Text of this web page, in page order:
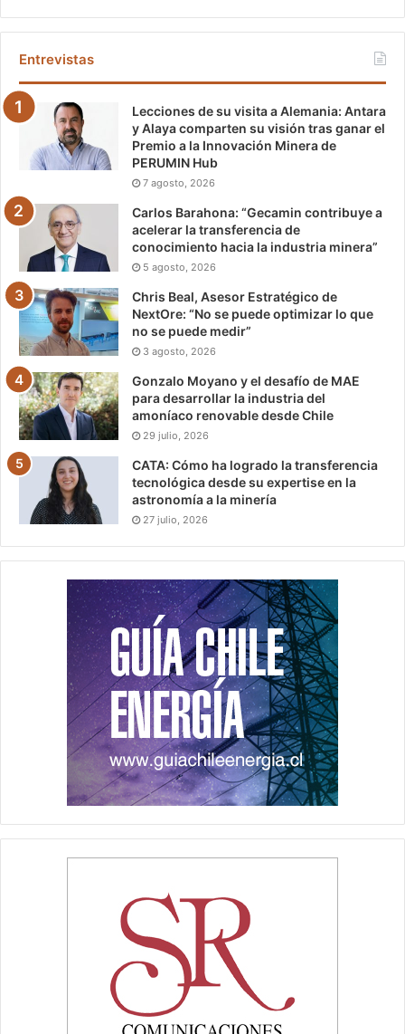
Entrevistas
Lecciones de su visita a Alemania: Antara
y Alaya comparten su visión tras ganar el
Premio a la Innovación Minera de
PERUMIN Hub
7 agosto, 2026
Carlos Barahona: “Gecamin contribuye a
acelerar la transferencia de
conocimiento hacia la industria minera”
5 agosto, 2026
Chris Beal, Asesor Estratégico de
NextOre: “No se puede optimizar lo que
no se puede medir”
3 agosto, 2026
Gonzalo Moyano y el desafío de MAE
para desarrollar la industria del
amoníaco renovable desde Chile
29 julio, 2026
CATA: Cómo ha logrado la transferencia
tecnológica desde su expertise en la
astronomía a la minería
27 julio, 2026